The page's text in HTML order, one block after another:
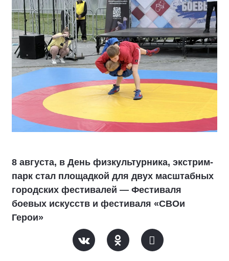
8 августа, в День физкультурника, экстрим-
парк стал площадкой для двух масштабных
городских фестивалей — Фестиваля
боевых искусств и фестиваля «СВОи
Герои»